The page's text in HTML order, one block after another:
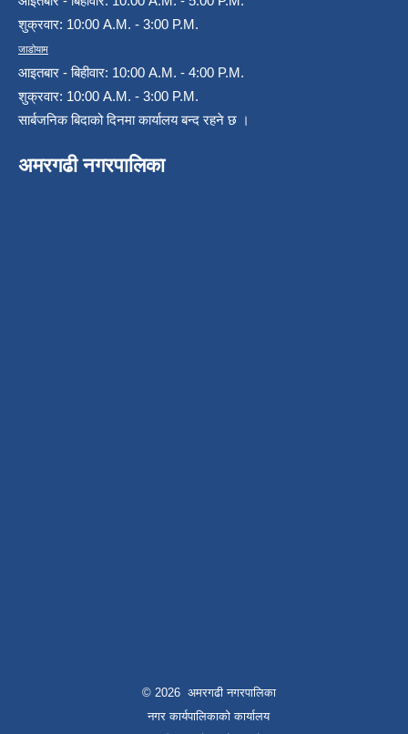
शुक्रवार: 10:00 A.M. - 3:00 P.M.
जाडोयाम
आइतबार - बिहीवार: 10:00 A.M. - 4:00 P.M.
शुक्रवार: 10:00 A.M. - 3:00 P.M.
सार्बजनिक बिदाको दिनमा कार्यालय बन्द रहने छ ।
अमरगढी नगरपालिका
© 2026 अमरगढी नगरपालिका
नगर कार्यपालिकाको कार्यालय